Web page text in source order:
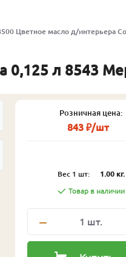
Цветное масло д/интерьера
0,125 л 8543
Розничная цена:
843 ₽/шт
Вес 1 шт: 1.00 кг.
Товар в наличии
1 шт.